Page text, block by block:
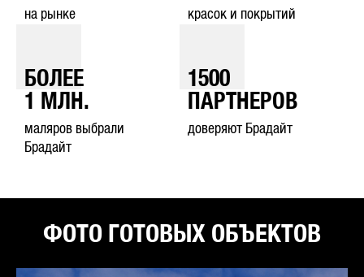
на рынке красок и покрытий
БОЛЕЕ
1
МЛН.
маляров выбрали
Брадайт
1500
ПАРТНЕРОВ
доверяют Брадайт
ФОТО ГОТОВЫХ ОБЪЕКТОВ